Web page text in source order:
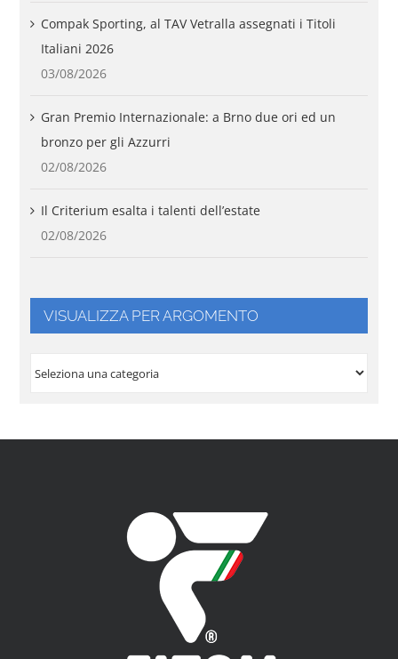
Compak Sporting, al TAV Vetralla assegnati i Titoli
Italiani 2026
03/08/2026
Gran Premio Internazionale: a Brno due ori ed un
bronzo per gli Azzurri
02/08/2026
Il Criterium esalta i talenti dell’estate
02/08/2026
VISUALIZZA PER ARGOMENTO